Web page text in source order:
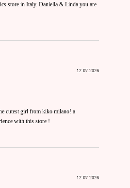
store in Italy. Daniella & Linda you are
12.07.2026
cutest girl from kiko milano! a
with this store !
12.07.2026